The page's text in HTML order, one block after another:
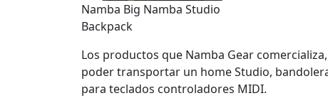
Namba Big Namba Studio
Backpack
Los productos que Namba Gear
poder transportar un home Studio,
para teclados controladores MIDI.